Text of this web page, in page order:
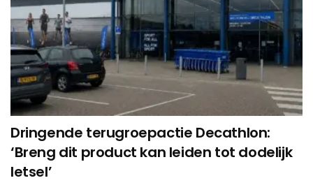
Dringende terugroepactie Decathlon:
‘Breng dit product kan leiden tot dodelijk
letsel’